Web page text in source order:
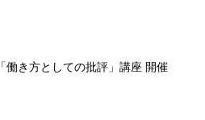
「働き方としての批評」講座 開催